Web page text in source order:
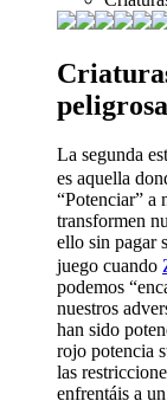
La segunda
es aquella
“Potenciar” a
transformen
ello sin pagar
juego cuando
podemos
nuestros
han sido
rojo potencia
las
enfrentáis a